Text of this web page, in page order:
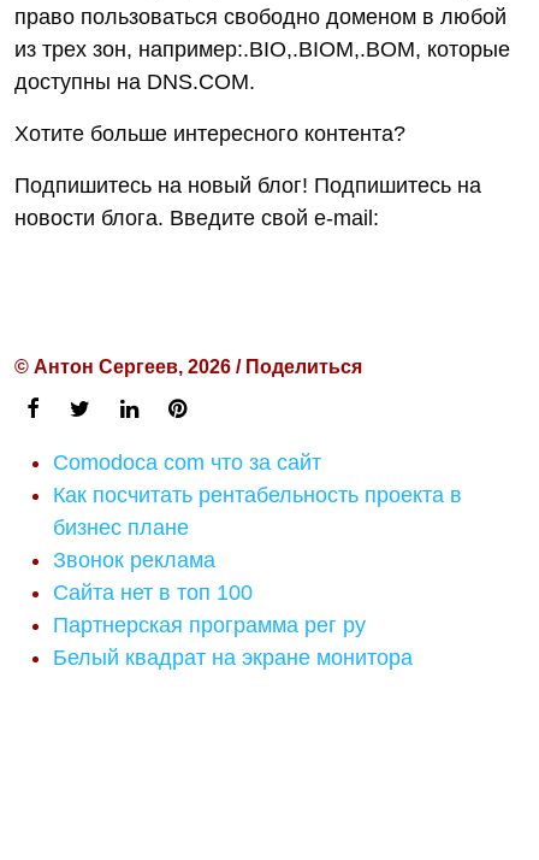
право пользоваться свободно доменом в любой
из трех зон, например:.BIO,.BIOM,.BOM, которые
доступны на DNS.COM.
Хотите больше интересного контента?
Подпишитесь на новый блог! Подпишитесь на
новости блога. Введите свой e-mail:
© Антон Сергеев, 2026 / Поделиться
Comodoca com что за сайт
Как посчитать рентабельность проекта в
бизнес плане
Звонок реклама
Сайта нет в топ 100
Партнерская программа рег ру
Белый квадрат на экране монитора